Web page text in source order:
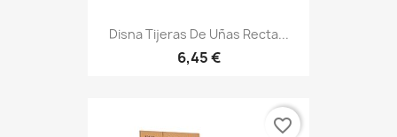
Disna Tijeras De Uñas Recta...
6,45 €
favorite_border